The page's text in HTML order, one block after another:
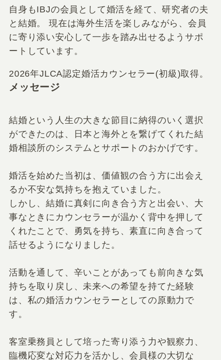
自身もIBJの会員として婚活を経て、研究者の夫
と結婚。 現在は海外生活を楽しみながら、会員
に寄り添い安心して一歩を踏み出せるようサポ
ートしています。
2026年JLCA認定婚活カウンセラー(初級)取得。
メッセージ
結婚という人生の大きな節目に納得のいく選択
ができたのは、日本と海外とを繋げてくれた結
婚相談所のシステムとサポートのおかげです。
婚活を始めた当初は、価値観の合う方に出会え
るか不安な気持ちを抱えていました。
しかし、結婚に真剣に向き合う方と出会い、大
事なときにカウンセラーが温かく背中を押して
くれたことで、勇気を持ち、素直に向き合って
話せるようになりました。
活動を通して、辛いことがあっても前向きな気
持ちを取り戻し、未来への希望を持てた経験
は、私の婚活カウンセラーとしての原動力で
す。
客室乗務員として培った寄り添う力や観察力、
臨機応変な対応力を活かし、会員様の大切な